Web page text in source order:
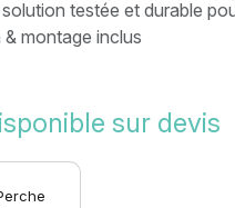
testée et durable
montage inclus
sur devis